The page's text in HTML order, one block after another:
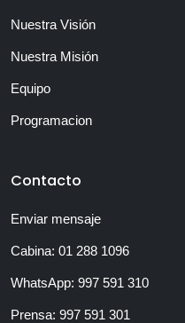
Nuestra Visión
Nuestra Misión
Equipo
Programacion
Contacto
Enviar mensaje
Cabina: 01 288 1096
WhatsApp: 997 591 310
Prensa: 997 591 301